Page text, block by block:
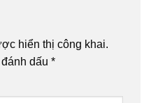
hiển thị công khai.
dấu *